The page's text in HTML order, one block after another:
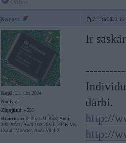
Kaross 21. Feb 2023,
Kopš: 21. Oct 2004
No: Rīga
Ziņojumi: 4555
Braucu ar: 540ix G31 B58, Audi
200 20VT, Audi 100 20VT, 344K V8,
Ducati Monster, Audi V8 4.2
Ir
darbi.
http://
http://